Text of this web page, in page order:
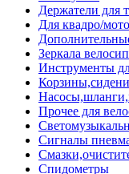
Держатели для
Для квадро/
Зеркала
Инструменты
Прочее для
Сигналы
Спидометры